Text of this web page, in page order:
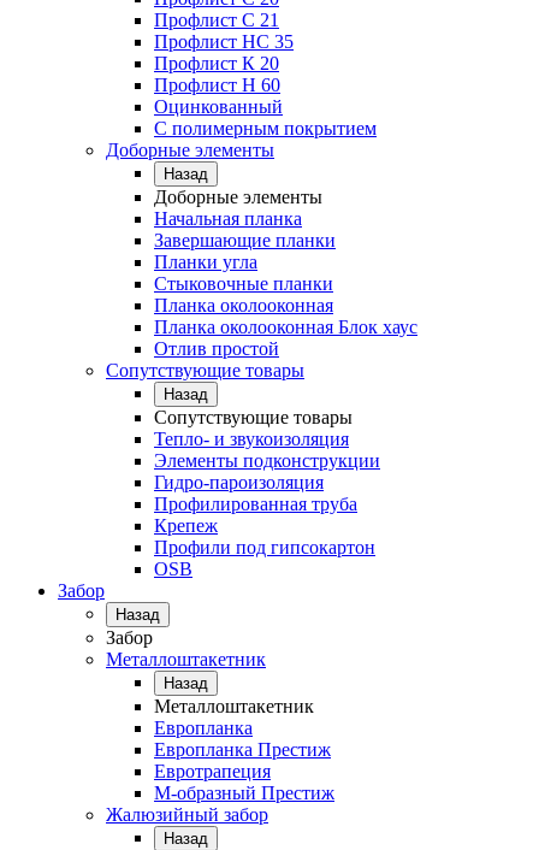
Профлист C 21
Профлист НС 35
Профлист К 20
Профлист Н 60
Оцинкованный
С полимерным покрытием
Доборные элементы
Назад
Доборные элементы
Начальная планка
Завершающие планки
Планки угла
Стыковочные планки
Планка околооконная
Планка околооконная Блок хаус
Отлив простой
Сопутствующие товары
Назад
Сопутствующие товары
Тепло- и звукоизоляция
Элементы подконструкции
Гидро-пароизоляция
Профилированная труба
Крепеж
Профили под гипсокартон
OSB
Забор
Назад
Забор
Металлоштакетник
Назад
Металлоштакетник
Европланка
Европланка Престиж
Евротрапеция
М-образный Престиж
Жалюзийный забор
Назад